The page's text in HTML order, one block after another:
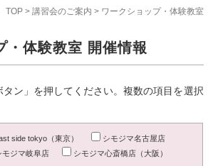
TOP> 講習会のご案内 > ワークショップ・体験教室
・体験教室 開催情報
ン」を押してください。複数の項目を選択
side tokyo（東京）
シモジマ名古屋店
モジマ岐阜店
シモジマ心斎橋店（大阪）